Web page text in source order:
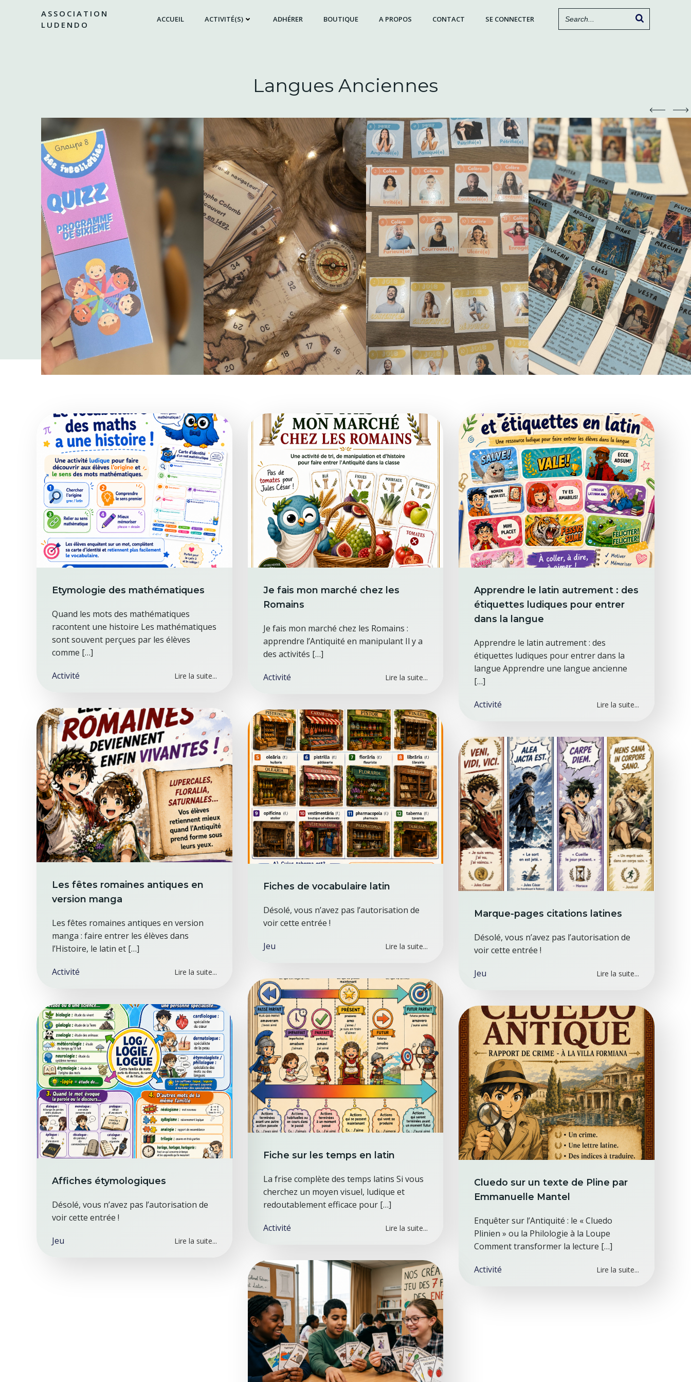
ASSOCIATION
LUDENDO
ACCUEIL ACTIVITÉ(S) ADHÉRER BOUTIQUE A PROPOS CONTACT SE CONNECTER
Langues Anciennes
Etymologie des mathématiques
Quand les mots des mathématiques
racontent une histoire Les mathématiques
sont souvent perçues par les élèves
comme […]
Activité Lire la suite...
Je fais mon marché chez les
Romains
Je fais mon marché chez les Romains :
apprendre l’Antiquité en manipulant Il y a
des activités […]
Activité Lire la suite...
Apprendre le latin autrement : des
étiquettes ludiques pour entrer
dans la langue
Apprendre le latin autrement : des
étiquettes ludiques pour entrer dans la
langue Apprendre une langue ancienne
[…]
Activité Lire la suite...
Les fêtes romaines antiques en
version manga
Les fêtes romaines antiques en version
manga : faire entrer les élèves dans
l’Histoire, le latin et […]
Activité Lire la suite...
Fiches de vocabulaire latin
Désolé, vous n’avez pas l’autorisation de
voir cette entrée !
Jeu Lire la suite...
Marque-pages citations latines
Désolé, vous n’avez pas l’autorisation de
voir cette entrée !
Jeu Lire la suite...
Fiche sur les temps en latin
La frise complète des temps latins Si vous
cherchez un moyen visuel, ludique et
redoutablement efficace pour […]
Activité Lire la suite...
Affiches étymologiques
Désolé, vous n’avez pas l’autorisation de
voir cette entrée !
Jeu Lire la suite...
Cluedo sur un texte de Pline par
Emmanuelle Mantel
Enquêter sur l’Antiquité : le « Cluedo
Plinien » ou la Philologie à la Loupe
Comment transformer la lecture […]
Activité Lire la suite...